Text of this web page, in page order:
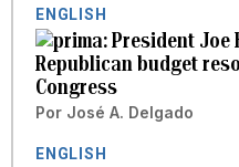
ENGLISH
President Joe
Republican budget
Congress
Por José A. Delgado
ENGLISH